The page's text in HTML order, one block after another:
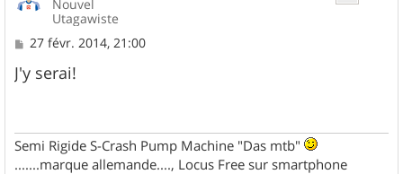
Nouvel
Utagawiste
M
s
s
27 févr. 2014, 21:00
J'y serai!
Semi Rigide S-Crash Pump Machine "Das mtb"
.......marque allemande...., Locus Free sur smartphone